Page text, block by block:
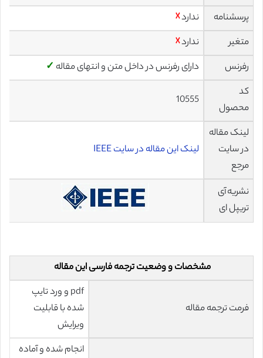
پرسشنامه
ندارد☓
متغیر
ندارد☓
رفرنس
دارای رفرنس در داخل متن و انتهای مقاله ✓
کد
محصول
10555
لینک مقاله
در سایت
مرجع
لینک این مقاله در سایت IEEE
نشریه آی
تریپل ای
مشخصات و وضعیت ترجمه فارسی این مقاله
فرمت ترجمه مقاله
pdf و ورد تایپ
شده با قابلیت
ویرایش
انجام شده و آماده